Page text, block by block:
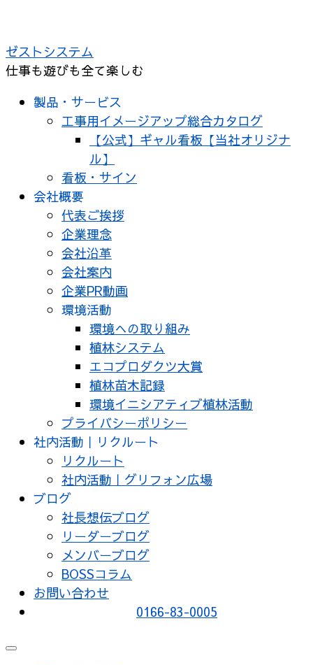
テ
ン
ゼストシステム
仕事も遊びも全て楽しむ
製品・サービス
工事用イメージアップ総合カタログ
【公式】ギャル看板【当社オリジナ
ル】
看板・サイン
会社概要
代表ご挨拶
企業理念
会社沿革
会社案内
企業PR動画
環境活動
環境への取り組み
植林システム
エコプロダクツ大賞
植林苗木記録
環境イニシアティブ植林活動
プライバシーポリシー
社内活動｜リクルート
リクルート
社内活動｜グリフォン広場
ブログ
社長想伝ブログ
リーダーブログ
メンバーブログ
BOSSコラム
お問い合わせ
0166-83-0005
メ